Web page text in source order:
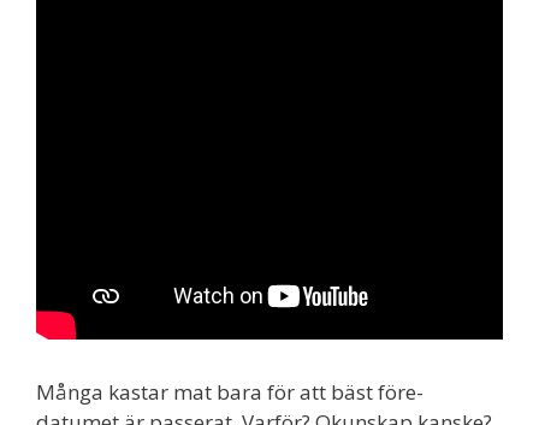
Många kastar mat bara för att bäst före-